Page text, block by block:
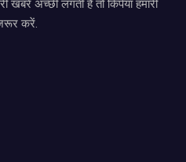
खबरें अच्छी लगती हैं तो किर्पया हमारी
करें.